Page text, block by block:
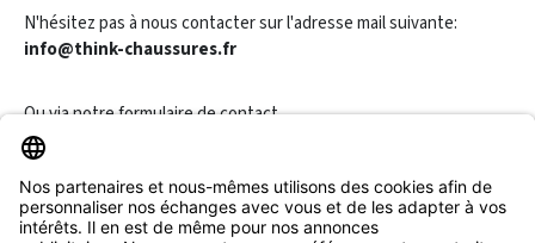
N'hésitez pas à nous contacter sur l'adresse mail suivante:
info@think-chaussures.fr
Ou via notreformulaire de contact.
Révoquer un contrat